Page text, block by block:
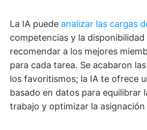
La IA puede analizar las cargas
competencias y la disponibilidad
recomendar a los mejores
para cada tarea. Se acabaron
los favoritismos; la IA te ofrece
basado en datos para equilibrar
trabajo y optimizar la asignación